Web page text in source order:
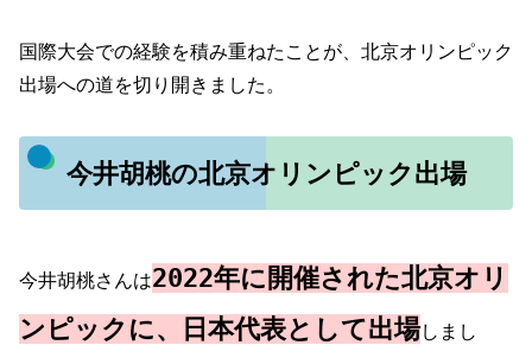
国際大会での経験を積み重ねたことが、北京オリンピック
出場への道を切り開きました。
今井胡桃の北京オリンピック出場
今井胡桃さんは2022年に開催された北京オリ
ンピックに、日本代表として出場しまし